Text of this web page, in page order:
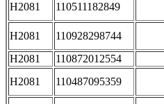
H2081 110511182849
H2081 110928298744
H2081
110872012554
H2081
110487095359